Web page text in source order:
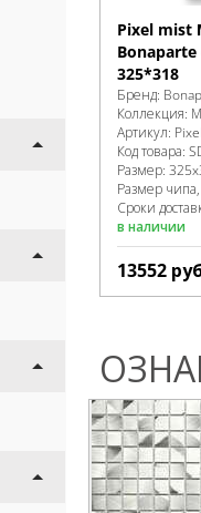
Pixel mist
325*318
Бренд:
Коллекция:
Артикул:
Код товара:
Размер:
Размер
Сроки
в наличии
13552